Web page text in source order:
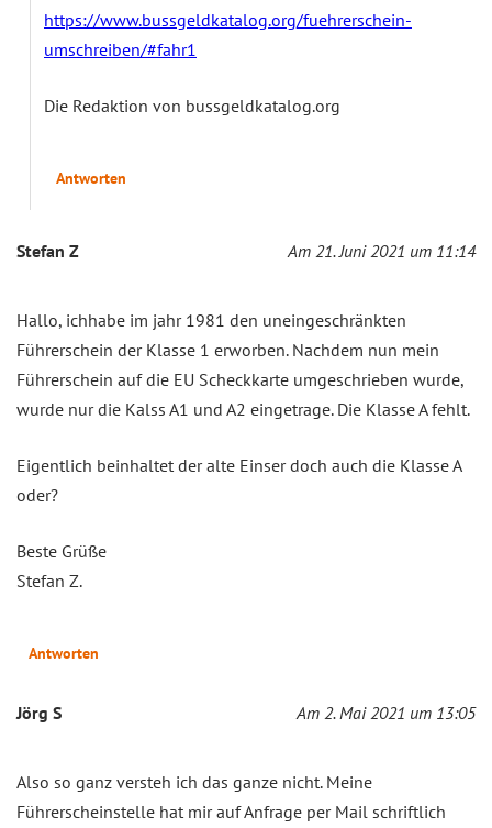
https://www.bussgeldkatalog.org/fuehrerschein-
umschreiben/#fahr1
Die Redaktion von bussgeldkatalog.org
Antworten
Stefan Z Am 21. Juni 2021 um 11:14
Hallo, ichhabe im jahr 1981 den uneingeschränkten
Führerschein der Klasse 1 erworben. Nachdem nun mein
Führerschein auf die EU Scheckkarte umgeschrieben wurde,
wurde nur die Kalss A1 und A2 eingetrage. Die Klasse A fehlt.
Eigentlich beinhaltet der alte Einser doch auch die Klasse A
oder?
Beste Grüße
Stefan Z.
Antworten
Jörg S Am 2. Mai 2021 um 13:05
Also so ganz versteh ich das ganze nicht. Meine
Führerscheinstelle hat mir auf Anfrage per Mail schriftlich